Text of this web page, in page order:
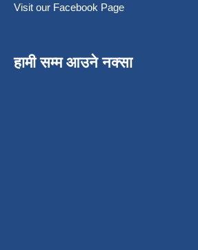
Visit our Facebook Page
हामी सम्म आउने नक्सा